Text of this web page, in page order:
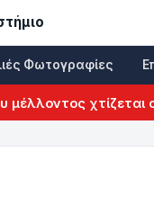
Φωτογραφίες
χτίζεται από